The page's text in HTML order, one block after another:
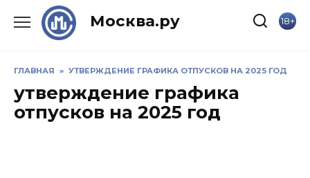
Москва.ру 18+
ГЛАВНАЯ » УТВЕРЖДЕНИЕ ГРАФИКА ОТПУСКОВ НА 2025 ГОД
утверждение графика
отпусков на 2025 год